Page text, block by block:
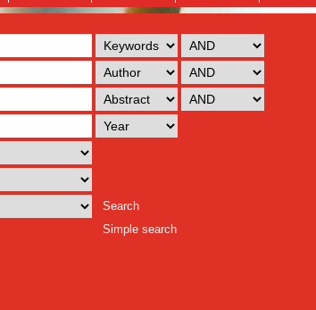
Search
Simple search